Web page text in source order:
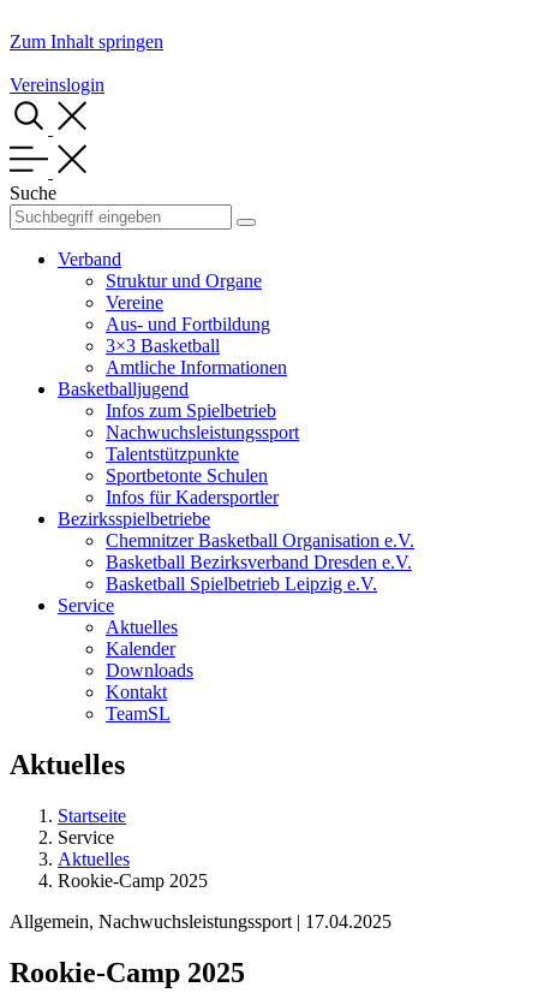
Zum Inhalt springen
Vereinslogin
Suche
Verband
Struktur und Organe
Vereine
Aus- und Fortbildung
3×3 Basketball
Amtliche Informationen
Basketballjugend
Infos zum Spielbetrieb
Nachwuchsleistungssport
Talentstützpunkte
Sportbetonte Schulen
Infos für Kadersportler
Bezirksspielbetriebe
Chemnitzer Basketball Organisation e.V.
Basketball Bezirksverband Dresden e.V.
Basketball Spielbetrieb Leipzig e.V.
Service
Aktuelles
Kalender
Downloads
Kontakt
TeamSL
Aktuelles
Startseite
Service
Aktuelles
Rookie-Camp 2025
Allgemein, Nachwuchsleistungssport | 17.04.2025
Rookie-Camp 2025